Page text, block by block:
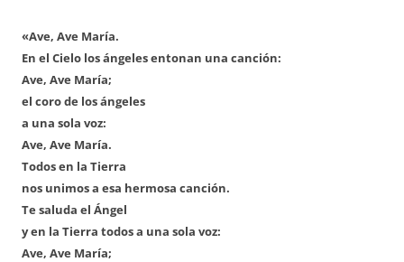
«Ave, Ave María.
En el Cielo los ángeles entonan una canción:
Ave, Ave María;
el coro de los ángeles
a una sola voz:
Ave, Ave María.
Todos en la Tierra
nos unimos a esa hermosa canción.
Te saluda el Ángel
y en la Tierra todos a una sola voz:
Ave, Ave María;